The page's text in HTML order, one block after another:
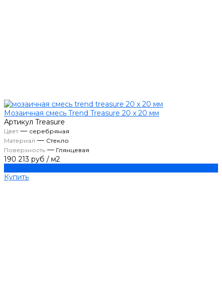
Мозаичная смесь Trend Treasure 20 х 20 мм
Артикул Treasure
Цвет— серебряная
Материал — Стекло
Поверхность — Глянцевая
190 213 руб / м2
Купить